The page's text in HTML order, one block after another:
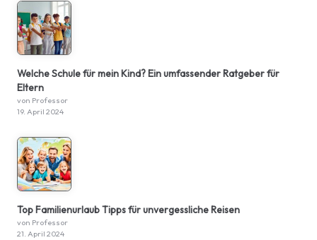
Welche Schule für mein Kind? Ein umfassender Ratgeber für
Eltern
von Professor
19. April 2024
Top Familienurlaub Tipps für unvergessliche Reisen
von Professor
21. April 2024